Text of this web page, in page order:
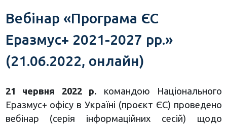
Вебінар «Програма ЄС
Еразмус+ 2021-2027 рр.»
(21.06.2022, онлайн)
21 червня 2022 р. командою Національного
Еразмус+ офісу в Україні (проєкт ЄС) проведено
вебінар (серія інформаційних сесій) щодо